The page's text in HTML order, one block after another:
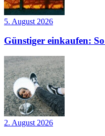
5. August 2026
Günstiger einkaufen:
2. August 2026